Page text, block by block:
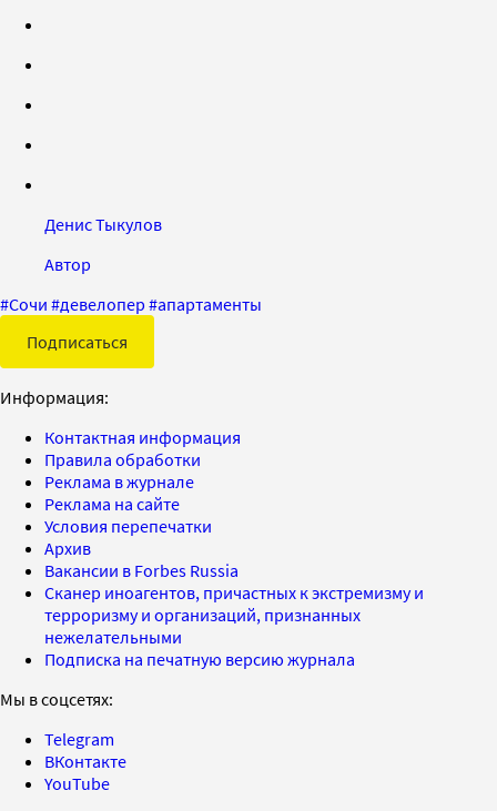
Денис Тыкулов
Автор
#Сочи #девелопер #апартаменты
Подписаться
Информация:
Контактная информация
Правила обработки
Реклама в журнале
Реклама на сайте
Условия перепечатки
Архив
Вакансии в Forbes Russia
Сканер иноагентов, причастных к экстремизму и
терроризму и организаций, признанных
нежелательными
Подписка на печатную версию журнала
Мы в соцсетях:
Telegram
ВКонтакте
YouTube